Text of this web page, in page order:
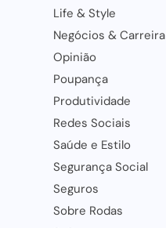
Life & Style
Negócios & Carreira
Opinião
Poupança
Produtividade
Redes Sociais
Saúde e Estilo
Segurança Social
Seguros
Sobre Rodas